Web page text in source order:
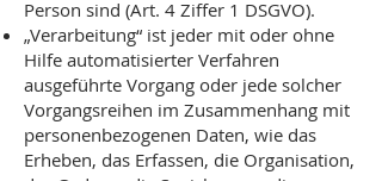
Person sind (Art. 4 Ziffer 1 DSGVO).
„Verarbeitung“ ist jeder mit oder ohne
Hilfe automatisierter Verfahren
ausgeführte Vorgang oder jede solcher
Vorgangsreihen im Zusammenhang mit
personenbezogenen Daten, wie das
Erheben, das Erfassen, die Organisation,